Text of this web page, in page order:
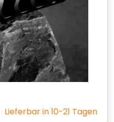
Lieferbar in 10-21 Tagen